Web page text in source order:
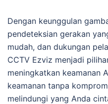
Dengan keunggulan
pendeteksian gerakan
mudah, dan dukungan
CCTV Ezviz menjadi
meningkatkan keamanan
keamanan tanpa
melindungi yang Anda